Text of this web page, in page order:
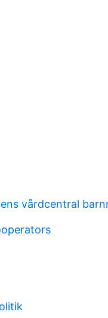
vårdcentral